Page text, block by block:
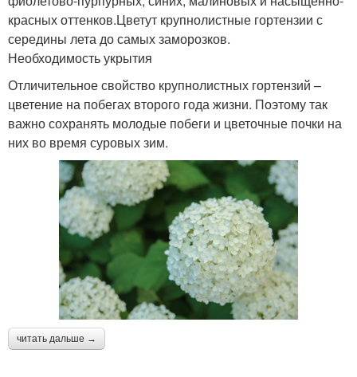
красных оттенков.Цветут крупнолистные гортензии с
середины лета до самых заморозков.
Необходимость укрытия
Отличительное свойство крупнолистных гортензий –
цветение на побегах второго года жизни. Поэтому так
важно сохранять молодые побеги и цветочные почки на
них во время суровых зим.
читать дальше →